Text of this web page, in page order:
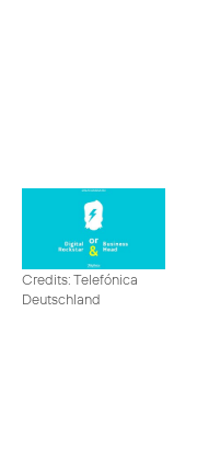
Credits: Telefónica
Deutschland